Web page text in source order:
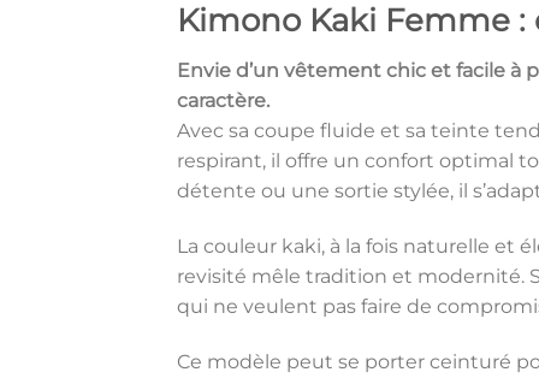
Kimono Kaki Femme
Envie d’un vêtement chic et facile à
caractère.
Avec sa coupe fluide et sa teinte
respirant, il offre un confort optimal
détente ou une sortie stylée, il
La couleur kaki, à la fois naturelle et
revisité mêle tradition et modernité.
qui ne veulent pas faire de
Ce modèle peut se porter ceinturé